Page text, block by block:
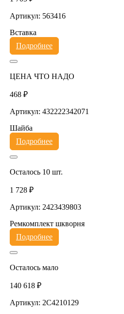
Артикул: 563416
Вставка
Подробнее
ЦЕНА ЧТО НАДО
468 ₽
Артикул: 432222342071
Шайба
Подробнее
Осталось 10 шт.
1 728 ₽
Артикул: 2423439803
Ремкомплект шкворня
Подробнее
Осталось мало
140 618 ₽
Артикул: 2C4210129